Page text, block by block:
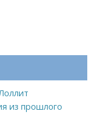
из прошлого